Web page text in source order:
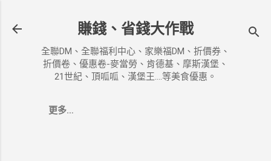
賺錢、省錢大作戰
全聯DM、全聯福利中心、家樂福DM、折價券、
折價卷、優惠卷-麥當勞、肯德基、摩斯漢堡、
21世紀、頂呱呱、漢堡王....等美食優惠。
更多…